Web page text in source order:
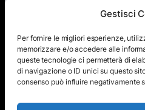
Gestisci
Per fornire le migliori esperienze,
memorizzare e/o accedere alle
queste tecnologie ci permetterà di
di navigazione o ID unici su questo
consenso può influire negativamente
«
L’operazione
Ivy Bells e la
nascita dello
spionaggio
sottomarino
Tour
Tour
»